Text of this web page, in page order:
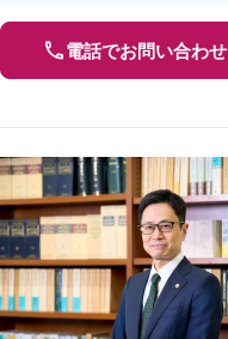
電話でお問い合わせ